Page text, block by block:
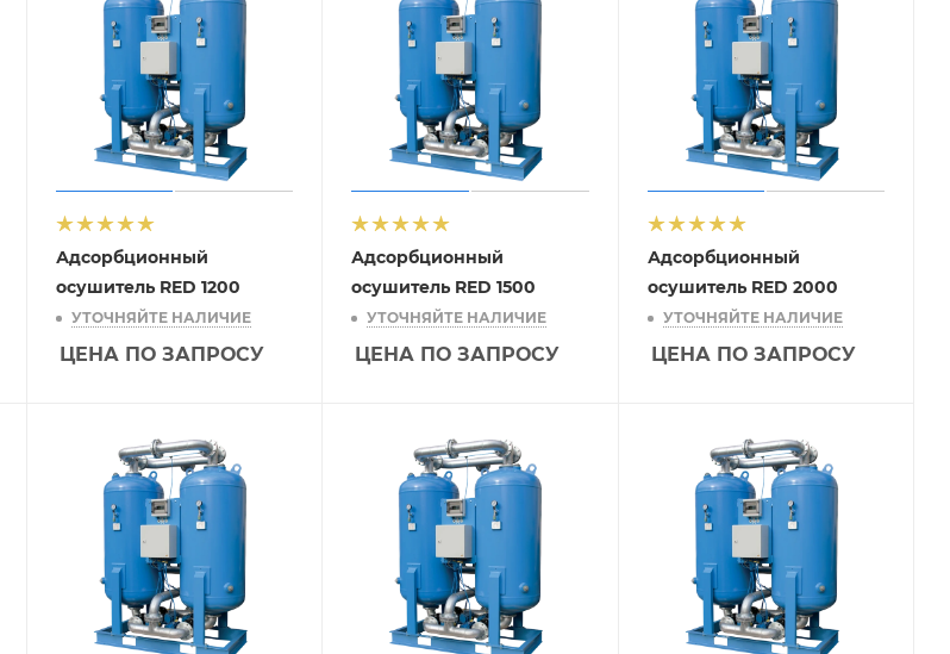
Адсорбционный
осушитель RED 1200
УТОЧНЯЙТЕ НАЛИЧИЕ
ЦЕНА ПО ЗАПРОСУ
Адсорбционный
осушитель RED 1500
УТОЧНЯЙТЕ НАЛИЧИЕ
ЦЕНА ПО ЗАПРОСУ
Адсорбционный
осушитель RED 2000
УТОЧНЯЙТЕ НАЛИЧИЕ
ЦЕНА ПО ЗАПРОСУ